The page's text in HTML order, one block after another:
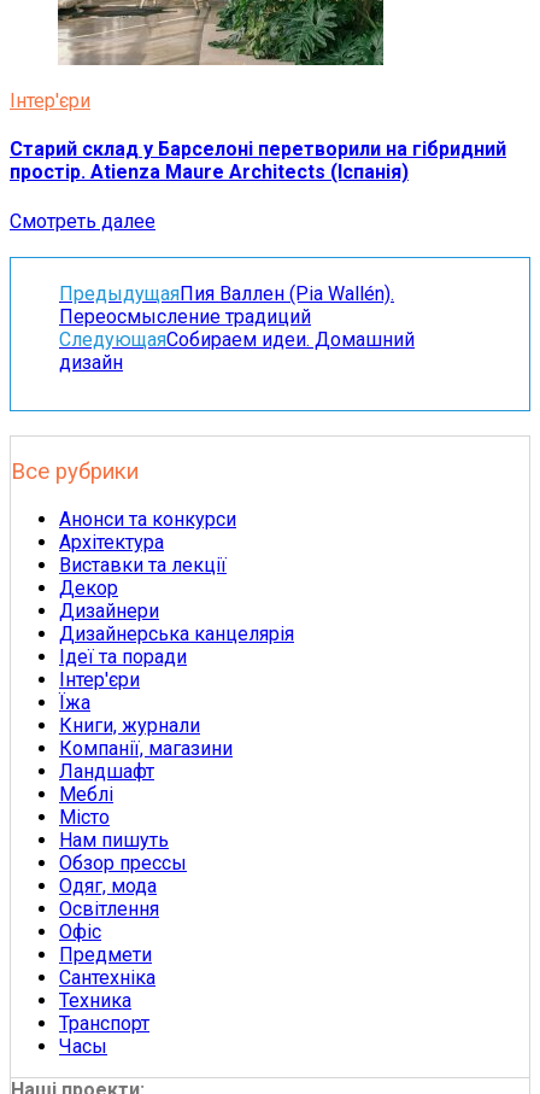
Інтер'єри
Старий склад у Барселоні перетворили на гібридний
простір. Atienza Maure Architects (Іспанія)
Смотреть далее
ПредыдущаяПия Валлен (Pia Wallén).
Переосмысление традиций
СледующаяСобираем идеи. Домашний
дизайн
Все рубрики
Анонси та конкурси
Архітектура
Виставки та лекції
Декор
Дизайнери
Дизайнерська канцелярія
Ідеї та поради
Інтер'єри
Їжа
Книги, журнали
Компанії, магазини
Ландшафт
Меблі
Місто
Нам пишуть
Обзор прессы
Одяг, мода
Освітлення
Офіс
Предмети
Сантехніка
Техника
Транспорт
Часы